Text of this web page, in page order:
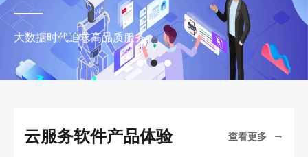
大数据时代追求高品质服务
云服务软件产品体验 查看更多